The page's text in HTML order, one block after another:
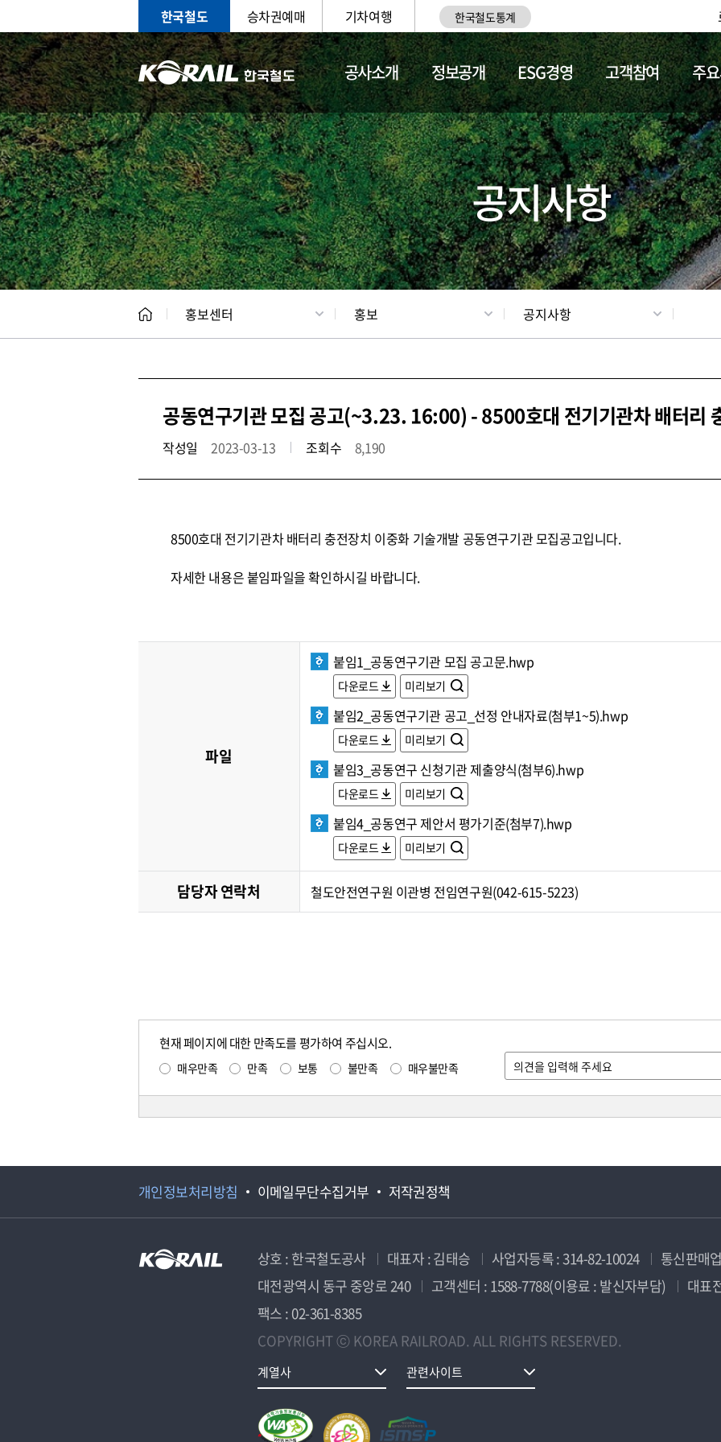
한국철도 승차권예매 기차여행 한국철도통계
공사소개 정보공개 ESG경영 고객참여 주
홍보 문화사업 갤러리 기차소개
공지사항
홍보센터 홍보 공지사항
공동연구기관 모집 공고(~3.23. 16:00) - 8500호대 전기기관차 배터리
작성일 2023-03-13 조회수 8,190
8500호대 전기기관차 배터리 충전장치 이중화 기술개발 공동연구기관 모집공고입니다.
자세한 내용은 붙임파일을 확인하시길 바랍니다.
파일
붙임1_공동연구기관 모집 공고문.hwp
다운로드 미리보기
붙임2_공동연구기관 공고_선정 안내자료(첨부1~5).hwp
다운로드 미리보기
붙임3_공동연구 신청기관 제출양식(첨부6).hwp
다운로드 미리보기
붙임4_공동연구 제안서 평가기준(첨부7).hwp
다운로드 미리보기
담당자 연락처 철도안전연구원 이관병 전임연구원(042-615-5223)
현재 페이지에 대한 만족도를 평가하여 주십시오.
매우만족 만족 보통 불만족 매우불만족
개인정보처리방침 이메일무단수집거부 저작권정책
상호 : 한국철도공사 대표자 : 김태승 사업자등록 : 314-82-10024
통신판매
대전광역시 동구 중앙로 240
고객센터 : 1588-7788(이용료 : 발신자부담)
대표
팩스 : 02-361-8385
COPYRIGHT ⓒ KOREA RAILROAD. ALL RIGHTS RESERVED.
계열사 관련사이트